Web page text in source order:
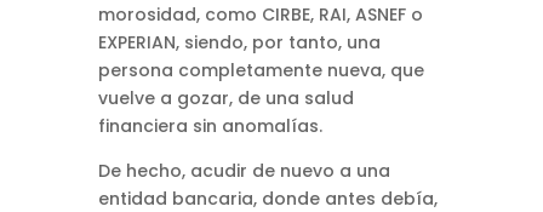
morosidad, como CIRBE, RAI, ASNEF o
EXPERIAN, siendo, por tanto, una
persona completamente nueva, que
vuelve a gozar, de una salud
financiera sin anomalías.
De hecho, acudir de nuevo a una
entidad bancaria, donde antes debía,